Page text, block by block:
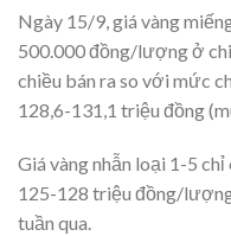
Ngày 15/9, giá vàng
500.000 đồng/lượng ở
chiều bán ra so với mức
128,6-131,1 triệu đồng
Giá vàng nhẫn loại 1-5
125-128 triệu đồng/
tuần qua.